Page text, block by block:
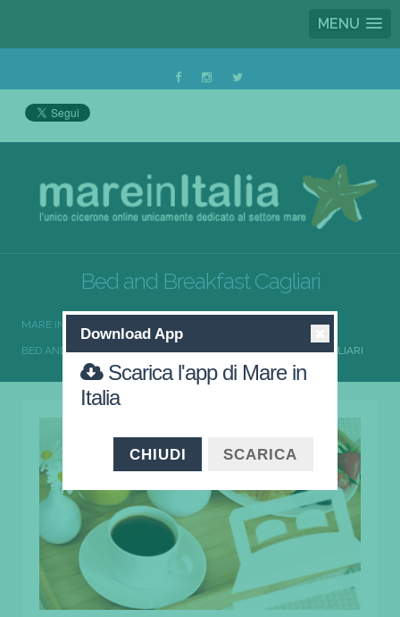
MENU
Bed and Breakfast Cagliari
MARE IN ITALIA
BED AND BREAKFAST SARDEGNA BED AND BREAKFAST CAGLIARI
Download App
Scarica l'app di Mare in
Italia
CHIUDI SCARICA